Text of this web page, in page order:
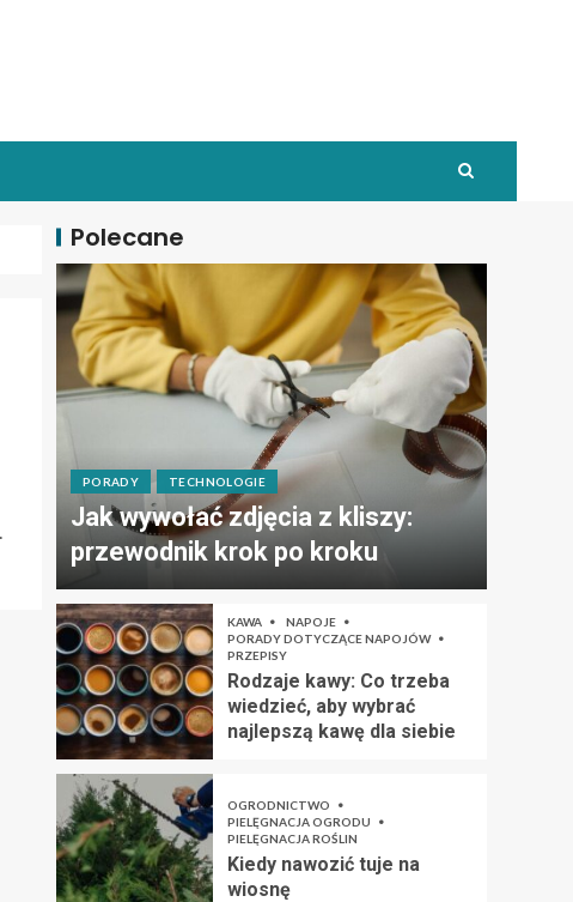
Polecane
PORADY TECHNOLOGIE
Jak wywołać zdjęcia z kliszy:
przewodnik krok po kroku
KAWA
NAPOJE
PORADY DOTYCZĄCE NAPOJÓW
PRZEPISY
Rodzaje kawy: Co trzeba
wiedzieć, aby wybrać
najlepszą kawę dla siebie
OGRODNICTWO
PIELĘGNACJA OGRODU
PIELĘGNACJA ROŚLIN
Kiedy nawozić tuje na
wiosnę